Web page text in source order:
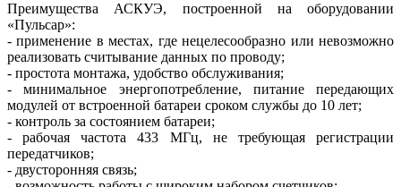
Преимущества АСКУЭ, построенной на оборудовании
«Пульсар»:
- применение в местах, где нецелесообразно или невозможно
реализовать считывание данных по проводу;
- простота монтажа, удобство обслуживания;
- минимальное энергопотребление, питание передающих
модулей от встроенной батареи сроком службы до 10 лет;
- контроль за состоянием батареи;
- рабочая частота 433 МГц, не требующая регистрации
передатчиков;
- двусторонняя связь;